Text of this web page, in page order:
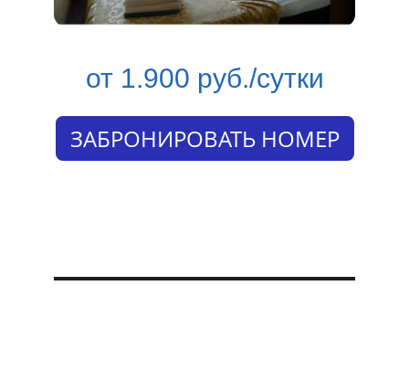
от 1.900 руб./сутки
ЗАБРОНИРОВАТЬ НОМЕР